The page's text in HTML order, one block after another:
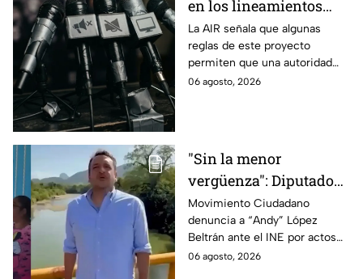
en los lineamientos
para proteger a las
audiencias
La AIR señala que algunas
reglas de este proyecto
permiten que una autoridad
gubernamental supervise,
06 agosto, 2026
"Sin la menor
vergüenza": Diputado
Juan Zavala denuncia
ante el INE a Andy
López Beltrán por
campaña anticipada en
Movimiento Ciudadano
denuncia a “Andy” López
Beltrán ante el INE por actos
anticipados de campaña en
06 agosto, 2026